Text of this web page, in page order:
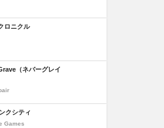
ロニクル
（ネバーグレイ
クシティ
Games